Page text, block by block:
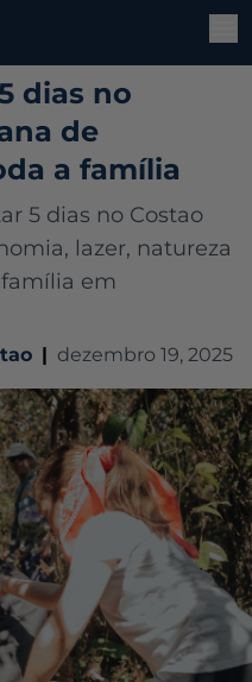
dias no
de
a família
5 dias no Costao
lazer, natureza
em
| dezembro 19, 2025